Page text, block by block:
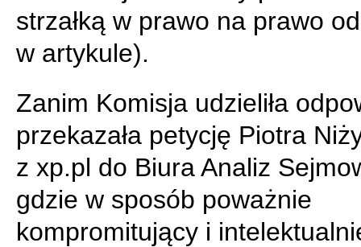
strzałką w prawo na prawo
w artykule).
Zanim Komisja udzieliła
przekazała petycję Piotra
z xp.pl do Biura Analiz
gdzie w sposób poważnie
kompromitujący i